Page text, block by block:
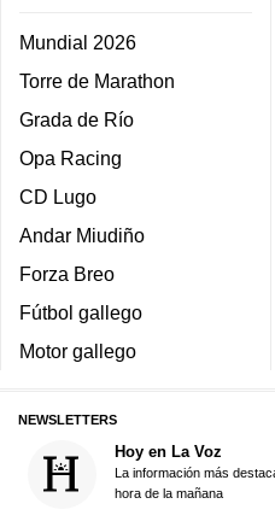
Mundial 2026
Torre de Marathon
Grada de Río
Opa Racing
CD Lugo
Andar Miudiño
Forza Breo
Fútbol gallego
Motor gallego
NEWSLETTERS
Hoy en La Voz
La información más
hora de la mañana